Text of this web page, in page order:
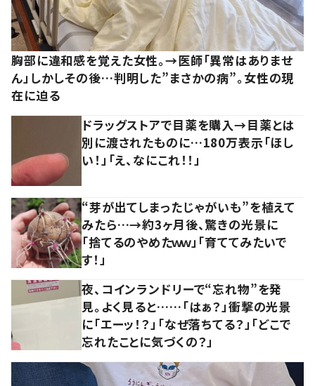
胸部に違和感を覚えた女性。→医師「異常はありませ
ん」しかしその後…判明した”まさかの病”。女性の現
在に迫る
ドラッグストアで目薬を購入→目薬とは
別に渡されたものに…180万表示「ほし
い！」「え、なにこれ！！」
“芽が出てしまったじゃがいも”を植えて
みたら…→約3ヶ月後、驚きの光景に
「捨てるのやめたｗｗ」「育ててみたいで
す！」
夜、コインランドリーで“忘れ物”を発
見。よく見ると……「はぁ？」衝撃の光景
に「エーッ！？」「なぜ落ちてる？」「どこで
忘れたことに気づくの？」